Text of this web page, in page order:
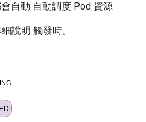
自動 自動調度 Pod 資源
說明 觸發時。
內容的目前